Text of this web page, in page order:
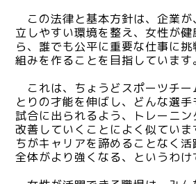
この法律と基本方針は、企業が
立しやすい環境を整え、女性が
ら、誰でも公平に重要な仕事に
組みを作ることを目指しています。
これは、ちょうどスポーツチー
とりの才能を伸ばし、どんな選
試合に出られるよう、トレーニ
改善していくことによく似てい
ちがキャリアを諦めることなく
全体がより強くなる、というわけ